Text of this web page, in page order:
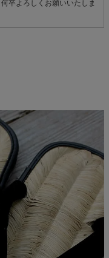
卒よろしくお願いいたしま